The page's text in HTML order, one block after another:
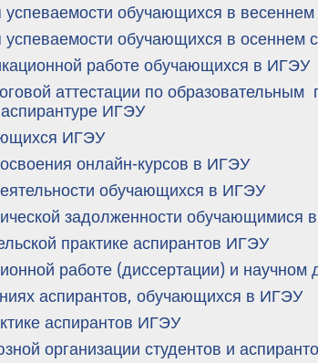
обучающихся в
обучающихся в осеннем
работе обучающихся в ИГЭУ
аттестации по
ИГЭУ
ИГЭУ
онлайн-курсов в ИГЭУ
обучающихся в ИГЭУ
задолженности обучающимися
практике аспирантов ИГЭУ
работе (диссертации) и
аспирантов, обучающихся в ИГЭУ
аспирантов ИГЭУ
организации студентов и